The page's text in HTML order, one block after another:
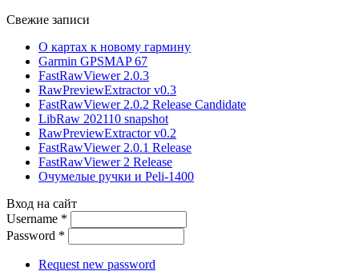
Свежие записи
О картах к новому гармину
Garmin GPSMAP 67
FastRawViewer 2.0.3
RawPreviewExtractor v0.3
FastRawViewer 2.0.2 Release Candidate
LibRaw 202110 snapshot
RawPreviewExtractor v0.2
FastRawViewer 2.0.1 Release
FastRawViewer 2 Release
Очумелые ручки и Peli-1400
Вход на сайт
Username *
Password *
Request new password